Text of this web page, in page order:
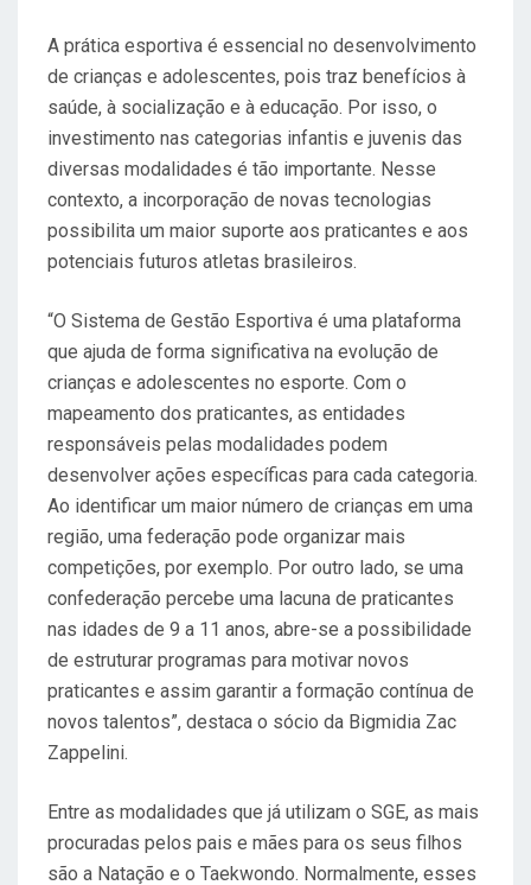
A prática esportiva é essencial no desenvolvimento
de crianças e adolescentes, pois traz benefícios à
saúde, à socialização e à educação. Por isso, o
investimento nas categorias infantis e juvenis das
diversas modalidades é tão importante. Nesse
contexto, a incorporação de novas tecnologias
possibilita um maior suporte aos praticantes e aos
potenciais futuros atletas brasileiros.
“O Sistema de Gestão Esportiva é uma plataforma
que ajuda de forma significativa na evolução de
crianças e adolescentes no esporte. Com o
mapeamento dos praticantes, as entidades
responsáveis pelas modalidades podem
desenvolver ações específicas para cada categoria.
Ao identificar um maior número de crianças em uma
região, uma federação pode organizar mais
competições, por exemplo. Por outro lado, se uma
confederação percebe uma lacuna de praticantes
nas idades de 9 a 11 anos, abre-se a possibilidade
de estruturar programas para motivar novos
praticantes e assim garantir a formação contínua de
novos talentos”, destaca o sócio da Bigmidia Zac
Zappelini.
Entre as modalidades que já utilizam o SGE, as mais
procuradas pelos pais e mães para os seus filhos
são a Natação e o Taekwondo. Normalmente, esses